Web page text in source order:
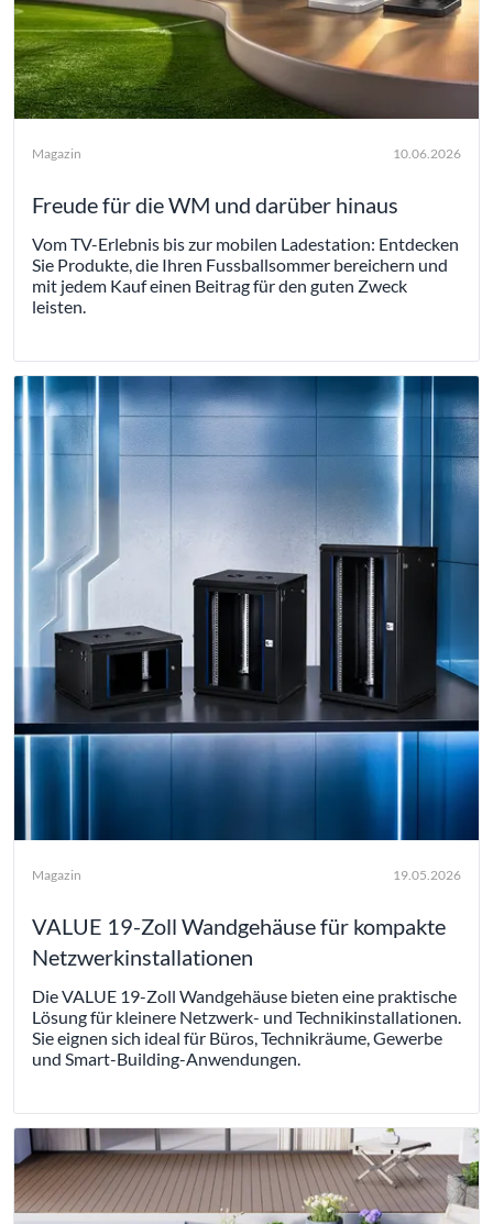
Magazin 10.06.2026
Freude für die WM und darüber hinaus
Vom TV-Erlebnis bis zur mobilen Ladestation: Entdecken
Sie Produkte, die Ihren Fussballsommer bereichern und
mit jedem Kauf einen Beitrag für den guten Zweck
leisten.
Magazin 19.05.2026
VALUE 19-Zoll Wandgehäuse für kompakte
Netzwerkinstallationen
Die VALUE 19-Zoll Wandgehäuse bieten eine praktische
Lösung für kleinere Netzwerk- und Technikinstallationen.
Sie eignen sich ideal für Büros, Technikräume, Gewerbe
und Smart-Building-Anwendungen.